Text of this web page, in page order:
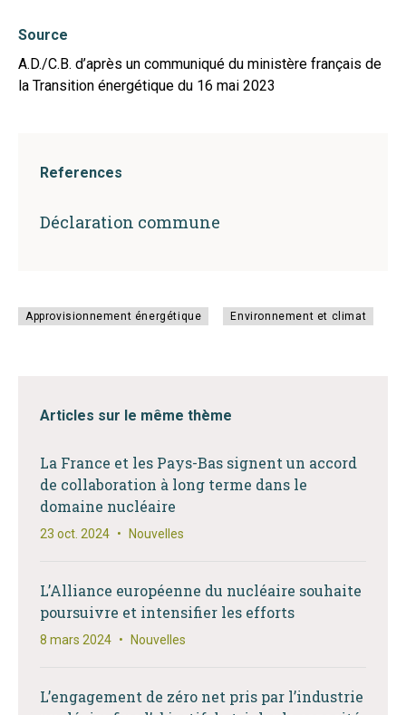
Source
A.D./C.B. d’après un communiqué du ministère français de
la Transition énergétique du 16 mai 2023
References
Déclaration commune
Approvisionnement énergétique Environnement et climat
Articles sur le même thème
La France et les Pays-Bas signent un accord
de collaboration à long terme dans le
domaine nucléaire
23 oct. 2024 • Nouvelles
L’Alliance européenne du nucléaire souhaite
poursuivre et intensifier les efforts
8 mars 2024 • Nouvelles
L’engagement de zéro net pris par l’industrie